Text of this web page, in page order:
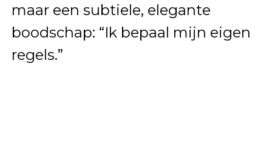
maar een subtiele, elegante
boodschap: “Ik bepaal mijn eigen
regels.”